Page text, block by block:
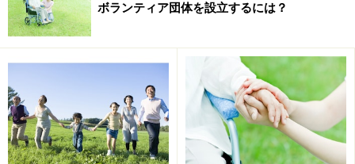
「一般企業のCSR（社会貢献活動）とも違うの？」
ボランティア団体を設立するには？